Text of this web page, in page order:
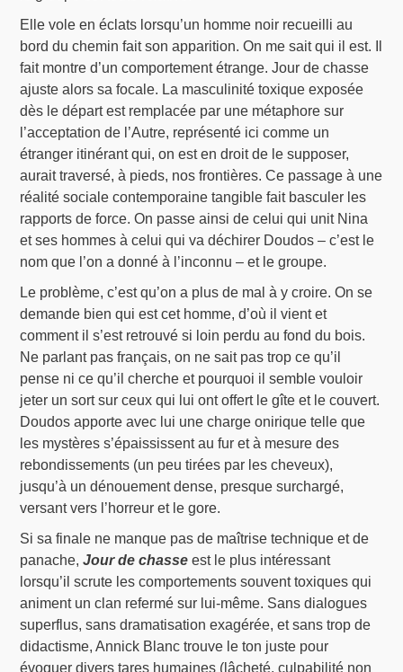
Elle vole en éclats lorsqu’un homme noir recueilli au
bord du chemin fait son apparition. On me sait qui il est. Il
fait montre d’un comportement étrange. Jour de chasse
ajuste alors sa focale. La masculinité toxique exposée
dès le départ est remplacée par une métaphore sur
l’acceptation de l’Autre, représenté ici comme un
étranger itinérant qui, on est en droit de le supposer,
aurait traversé, à pieds, nos frontières. Ce passage à une
réalité sociale contemporaine tangible fait basculer les
rapports de force. On passe ainsi de celui qui unit Nina
et ses hommes à celui qui va déchirer Doudos – c’est le
nom que l’on a donné à l’inconnu – et le groupe.
Le problème, c’est qu’on a plus de mal à y croire. On se
demande bien qui est cet homme, d’où il vient et
comment il s’est retrouvé si loin perdu au fond du bois.
Ne parlant pas français, on ne sait pas trop ce qu’il
pense ni ce qu’il cherche et pourquoi il semble vouloir
jeter un sort sur ceux qui lui ont offert le gîte et le couvert.
Doudos apporte avec lui une charge onirique telle que
les mystères s’épaississent au fur et à mesure des
rebondissements (un peu tirées par les cheveux),
jusqu’à un dénouement dense, presque surchargé,
versant vers l’horreur et le gore.
Si sa finale ne manque pas de maîtrise technique et de
panache,Jour de chasse est le plus intéressant
lorsqu’il scrute les comportements souvent toxiques qui
animent un clan refermé sur lui-même. Sans dialogues
superflus, sans dramatisation exagérée, et sans trop de
didactisme, Annick Blanc trouve le ton juste pour
évoquer divers tares humaines (lâcheté, culpabilité non